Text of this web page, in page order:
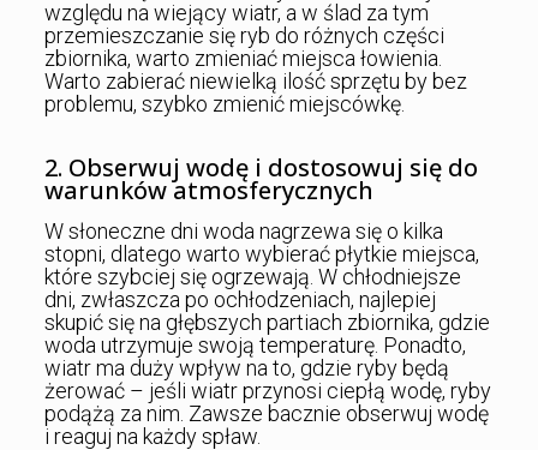
względu na wiejący wiatr, a w ślad za tym
przemieszczanie się ryb do różnych części
zbiornika, warto zmieniać miejsca łowienia.
Warto zabierać niewielką ilość sprzętu by bez
problemu, szybko zmienić miejscówkę.
2. Obserwuj wodę i dostosowuj się do
warunków atmosferycznych
W słoneczne dni woda nagrzewa się o kilka
stopni, dlatego warto wybierać płytkie miejsca,
które szybciej się ogrzewają. W chłodniejsze
dni, zwłaszcza po ochłodzeniach, najlepiej
skupić się na głębszych partiach zbiornika, gdzie
woda utrzymuje swoją temperaturę. Ponadto,
wiatr ma duży wpływ na to, gdzie ryby będą
żerować – jeśli wiatr przynosi ciepłą wodę, ryby
podążą za nim. Zawsze bacznie obserwuj wodę
i reaguj na każdy spław.